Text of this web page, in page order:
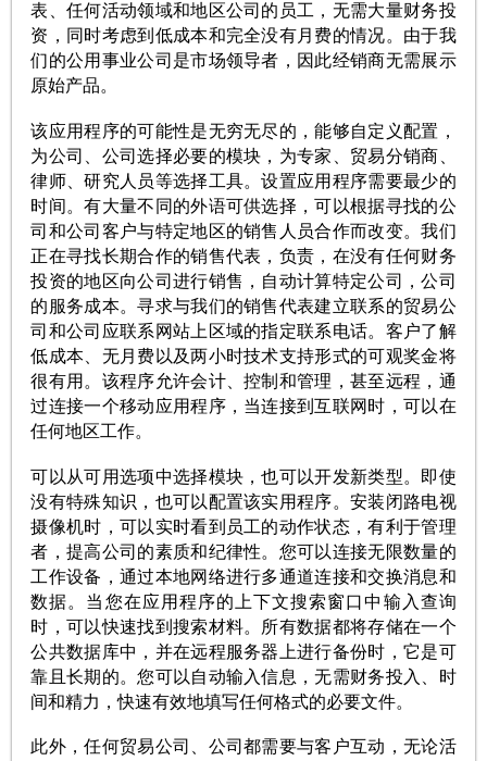
表、任何活动领域和地区公司的员工，无需大量财务投
资，同时考虑到低成本和完全没有月费的情况。由于我
们的公用事业公司是市场领导者，因此经销商无需展示
原始产品。
该应用程序的可能性是无穷无尽的，能够自定义配置，
为公司、公司选择必要的模块，为专家、贸易分销商、
律师、研究人员等选择工具。设置应用程序需要最少的
时间。有大量不同的外语可供选择，可以根据寻找的公
司和公司客户与特定地区的销售人员合作而改变。我们
正在寻找长期合作的销售代表，负责，在没有任何财务
投资的地区向公司进行销售，自动计算特定公司，公司
的服务成本。寻求与我们的销售代表建立联系的贸易公
司和公司应联系网站上区域的指定联系电话。客户了解
低成本、无月费以及两小时技术支持形式的可观奖金将
很有用。该程序允许会计、控制和管理，甚至远程，通
过连接一个移动应用程序，当连接到互联网时，可以在
任何地区工作。
可以从可用选项中选择模块，也可以开发新类型。即使
没有特殊知识，也可以配置该实用程序。安装闭路电视
摄像机时，可以实时看到员工的动作状态，有利于管理
者，提高公司的素质和纪律性。您可以连接无限数量的
工作设备，通过本地网络进行多通道连接和交换消息和
数据。当您在应用程序的上下文搜索窗口中输入查询
时，可以快速找到搜索材料。所有数据都将存储在一个
公共数据库中，并在远程服务器上进行备份时，它是可
靠且长期的。您可以自动输入信息，无需财务投入、时
间和精力，快速有效地填写任何格式的必要文件。
此外，任何贸易公司、公司都需要与客户互动，无论活